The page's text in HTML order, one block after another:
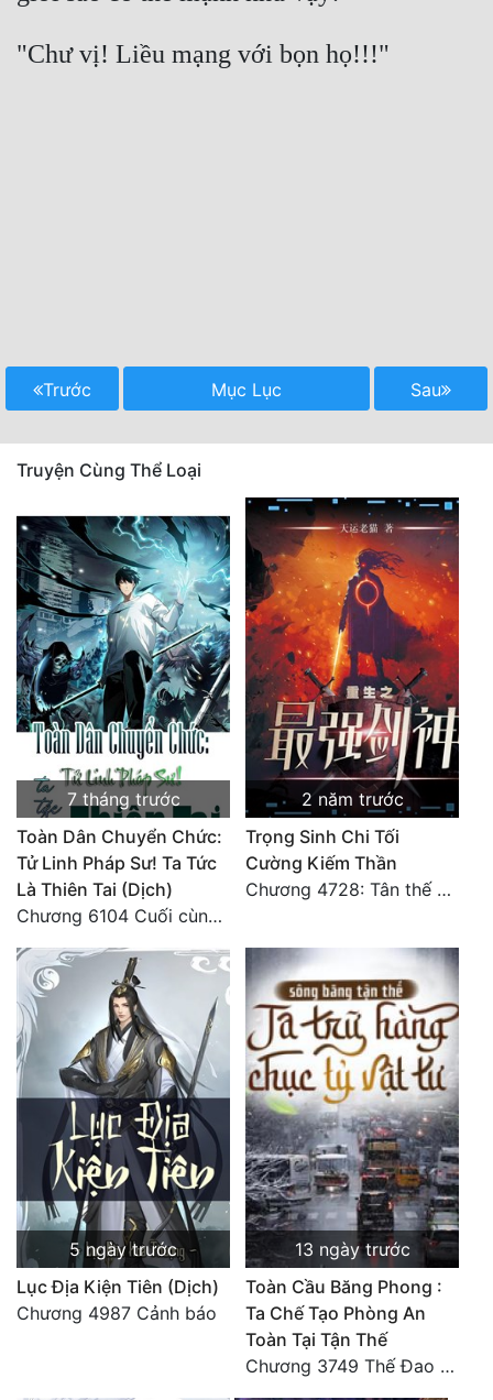
Trước Mục Lục Sau
Truyện Cùng Thể Loại
7 tháng trước
Toàn Dân Chuyển Chức:
Tử Linh Pháp Sư! Ta Tức
Là Thiên Tai (Dịch)
Chương 6104 Cuối cùng (HẾT)
2 năm trước
Trọng Sinh Chi Tối
Cường Kiếm Thần
Chương 4728: Tân thế giới (đại kết cục) (10)
5 ngày trước
Lục Địa Kiện Tiên (Dịch)
Chương 4987 Cảnh báo
13 ngày trước
Toàn Cầu Băng Phong :
Ta Chế Tạo Phòng An
Toàn Tại Tận Thế
Chương 3749 Thế Đao xuất kích